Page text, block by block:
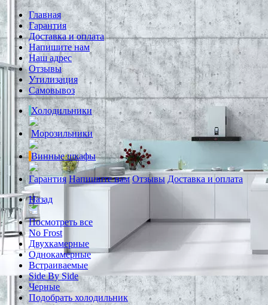
Главная
Гарантия
Доставка и оплата
Напишите нам
Наш адрес
Отзывы
Утилизация
Самовывоз
Холодильники
Морозильники
Винные шкафы
Гарантия Напишите нам Отзывы Доставка и оплата
Назад
Посмотреть все
No Frost
Двухкамерные
Однокамерные
Встраиваемые
Side By Side
Черные
Подобрать холодильник